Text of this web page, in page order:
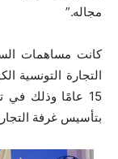
مجاله.”
كانت مساهمات
التجارة التونسية
15 عامًا وذلك في
بتأسيس غرفة التجارة